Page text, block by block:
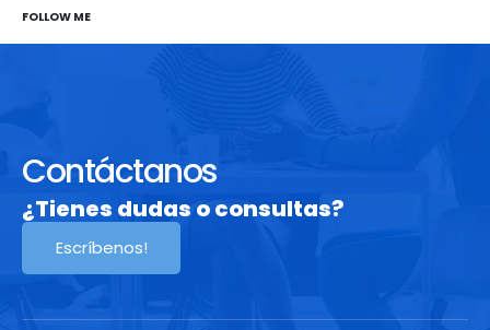
FOLLOW ME
Contáctanos
¿Tienes dudas o consultas?
Escríbenos!